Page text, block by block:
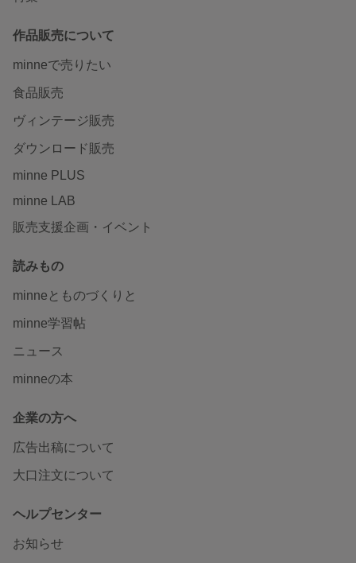
作品販売について
minneで売りたい
食品販売
ヴィンテージ販売
ダウンロード販売
minne PLUS
minne LAB
販売支援企画・イベント
読みもの
minneとものづくりと
minne学習帖
ニュース
minneの本
企業の方へ
広告出稿について
大口注文について
ヘルプセンター
お知らせ